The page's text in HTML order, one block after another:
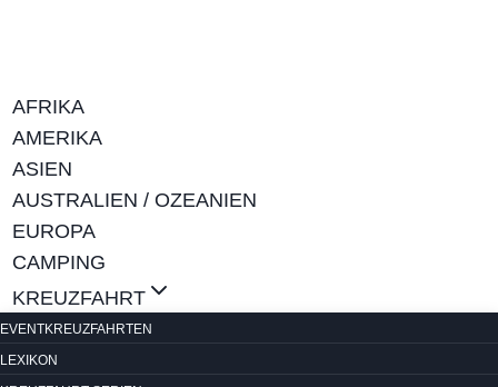
AFRIKA
AMERIKA
ASIEN
AUSTRALIEN / OZEANIEN
EUROPA
CAMPING
KREUZFAHRT
EVENTKREUZFAHRTEN
LEXIKON